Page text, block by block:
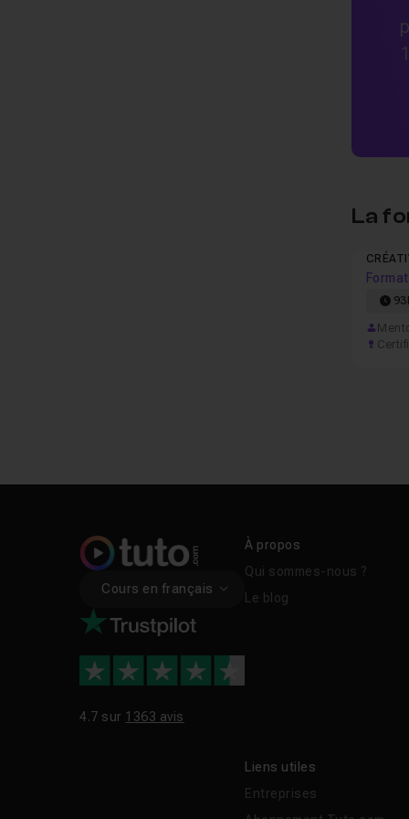
La
Cours en français
4.7 sur 1363 avis
À propos
Qui sommes-nous ?
Le blog
Liens utiles
Entreprises